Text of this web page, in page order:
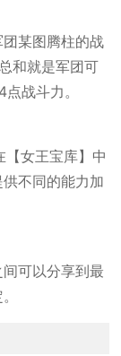
某图腾柱的战
和就是军团可
战斗力。
女王宝库】中
不同的能力加
可以分享到最